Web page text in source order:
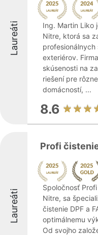
Laureáti
Ing. Martin Liko
Nitre, ktorá sa
exteriérov.
skúsenosti na
riešení pre
domácností, ...
8.6
Laureáti
Profi
Spoločnosť
Nitre, sa
čistenie DPF a
optimálnemu
Od svojho